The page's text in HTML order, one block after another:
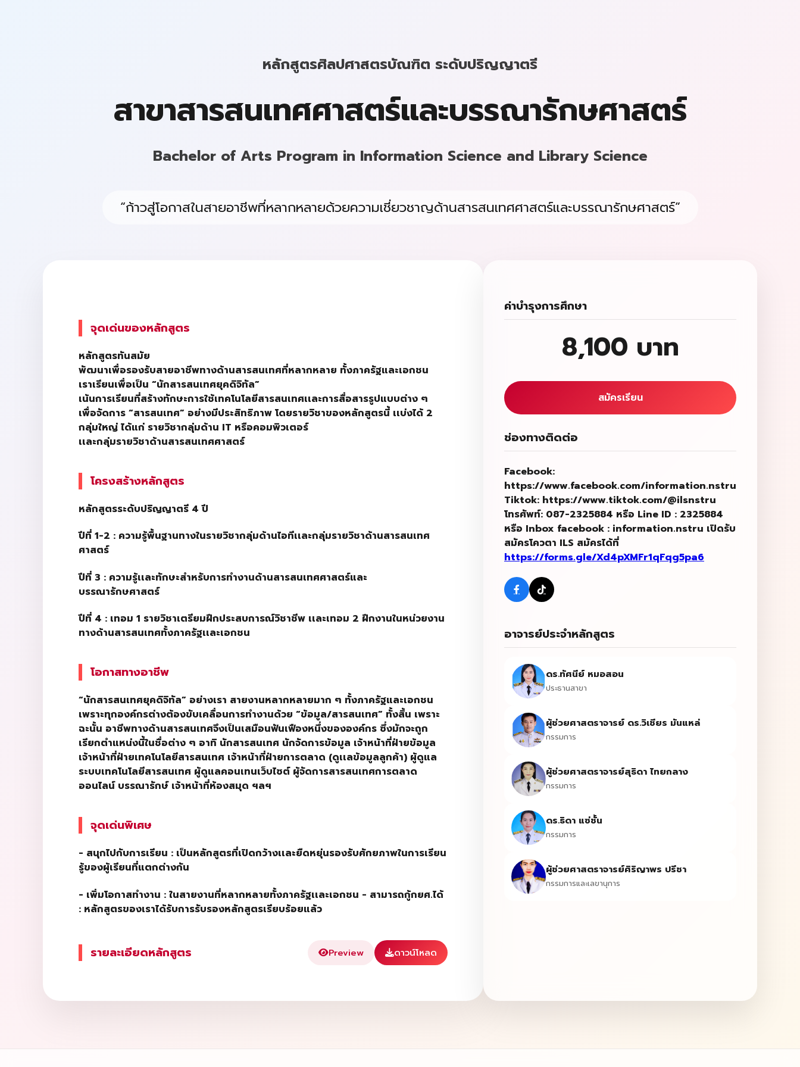
หลักสูตรศิลปศาสตรบัณฑิต ระดับปริญญาตรี
สาขาสารสนเทศศาสตร์และบรรณารักษศาสตร์
Bachelor of Arts Program in Information Science and Library Science
“ก้าวสู่โอกาสในสายอาชีพที่หลากหลายด้วยความเชี่ยวชาญด้านสารสนเทศศาสตร์และบรรณารักษศาสตร์”
จุดเด่นของหลักสูตร
หลักสูตรทันสมัย
พัฒนาเพื่อรองรับสายอาชีพทางด้านสารสนเทศที่หลากหลาย ทั้งภาครัฐและเอกชน
เราเรียนเพื่อเป็น “นักสารสนเทศยุคดิจิทัล”
เน้นการเรียนที่สร้างทักษะการใช้เทคโนโลยีสารสนเทศเเละการสื่อสารรูปแบบต่าง ๆ
เพื่อจัดการ “สารสนเทศ” อย่างมีประสิทธิภาพ โดยรายวิชาของหลักสูตรนี้ เเบ่งได้ 2
กลุ่มใหญ่ ได้แก่ รายวิชากลุ่มด้าน IT หรือคอมพิวเตอร์
เเละกลุ่มรายวิชาด้านสารสนเทศศาสตร์
โครงสร้างหลักสูตร
หลักสูตรระดับปริญญาตรี 4ปี
ปีที่ 1-2 : ความรู้พื้นฐานทางในรายวิชากลุ่มด้านไอทีเเละกลุ่มรายวิชาด้านสารสนเทศ
ศาสตร์
ปีที่ 3 : ความรู้เเละทักษะสำหรับการทำงานด้านสารสนเทศศาสตร์และ
บรรณารักษศาสตร์
ปีที่ 4 : เทอม 1 รายวิชาเตรียมฝึกประสบการณ์วิชาชีพ เเละเทอม 2 ฝึกงานในหน่วยงาน
ทางด้านสารสนเทศทั้งภาครัฐเเละเอกชน
โอกาสทางอาชีพ
“นักสารสนเทศยุคดิจิทัล” อย่างเรา สายงานหลากหลายมาก ๆ ทั้งภาครัฐและเอกชน
เพราะทุกองค์กรต่างต้องขับเคลื่อนการทำงานด้วย “ข้อมูล/สารสนเทศ” ทั้งสิ้น เพราะ
ฉะนั้น อาชีพทางด้านสารสนเทศจึงเป็นเสมือนฟันเฟืองหนึ่งขององค์กร ซึ่งมักจะถูก
เรียกตำแหน่งนี้ในชื่อต่าง ๆ อาทิ นักสารสนเทศ นักจัดการข้อมูล เจ้าหน้าที่ฝ่ายข้อมูล
เจ้าหน้าที่ฝ่ายเทคโนโลยีสารสนเทศ เจ้าหน้าที่ฝ่ายการตลาด (ดูเเลข้อมูลลูกค้า) ผู้ดูแล
ระบบเทคโนโลยีสารสนเทศ ผู้ดูแลคอนเทนเว็บไซต์ ผู้จัดการสารสนเทศการตลาด
ออนไลน์ บรรณารักษ์ เจ้าหน้าที่ห้องสมุด ฯลฯ
จุดเด่นพิเศษ
- สนุกไปกับการเรียน : เป็นหลักสูตรที่เปิดกว้างเเละยืดหยุ่นรองรับศักยภาพในการเรียน
รู้ของผู้เรียนที่แตกต่างกัน
- เพิ่มโอกาสทำงาน : ในสายงานที่หลากหลายทั้งภาครัฐเเละเอกชน - สามารถกู้กยศ.ได้
: หลักสูตรของเราได้รับการรับรองหลักสูตรเรียบร้อยแล้ว
รายละเอียดหลักสูตร Preview ดาวน์โหลด
ค่าบำรุงการศึกษา
8,100 บาท
สมัครเรียน
ช่องทางติดต่อ
Facebook:
https://www.facebook.com/information.nstru
Tiktok: https://www.tiktok.com/@ilsnstru
โทรศัพท์: 087-2325884 หรือ Line ID : 2325884
หรือ Inbox facebook : information.nstru เปิดรับ
สมัครโควตา ILS สมัครได้ที่
https://forms.gle/Xd4pXMFr1qFqg5pa6
อาจารย์ประจำหลักสูตร
ดร.ทัศนีย์ หมอสอน
ประธานสาขา
ผู้ช่วยศาสตราจารย์ ดร.วิเชียร มันแหล่
กรรมการ
ผู้ช่วยศาสตราจารย์สุธิดา ไทยกลาง
กรรมการ
ดร.ธิดา แซ่ชั้น
กรรมการ
ผู้ช่วยศาสตราจารย์ศิริญาพร ปรีชา
กรรมการและเลขานุการ